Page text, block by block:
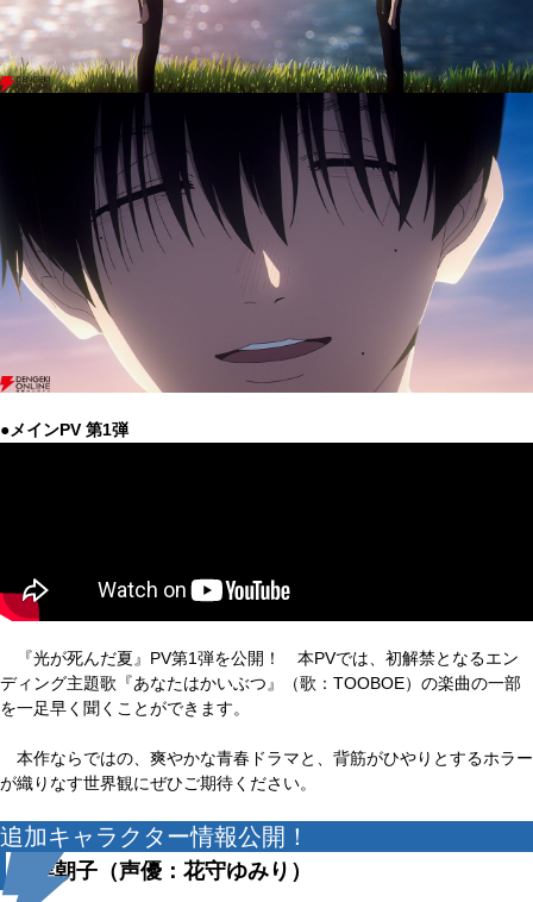
●メインPV 第1弾
『光が死んだ夏』PV第1弾を公開！ 本PVでは、初解禁となるエン
ディング主題歌『あなたはかいぶつ』（歌：TOOBOE）の楽曲の一部
を一足早く聞くことができます。
本作ならではの、爽やかな青春ドラマと、背筋がひやりとするホラー
が織りなす世界観にぜひご期待ください。
追加キャラクター情報公開！
山岸朝子（声優：花守ゆみり）